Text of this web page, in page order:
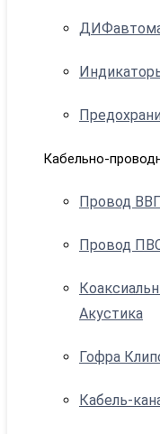
Кабельно-
Провод ВВГ
Провод
Акустика
Гофра
Кабель-